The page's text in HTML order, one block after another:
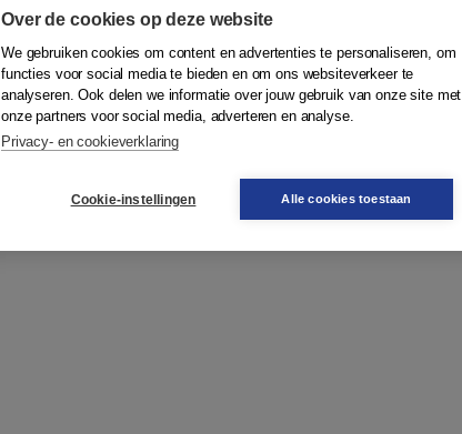
Boom LVS en
in de
analyses.
die je kunt
hoor je hoe het
je leerlingen
kunt gebruiken om je leerlingen verder te laten
inzien en kun je al je vragen stellen.
Over de cookies op deze website
We gebruiken cookies om content en advertenties te personaliseren, om
functies voor social media te bieden en om ons websiteverkeer te
analyseren. Ook delen we informatie over jouw gebruik van onze site met
onze partners voor social media, adverteren en analyse.
Privacy- en cookieverklaring
Cookie-instellingen Alle cookies toestaan